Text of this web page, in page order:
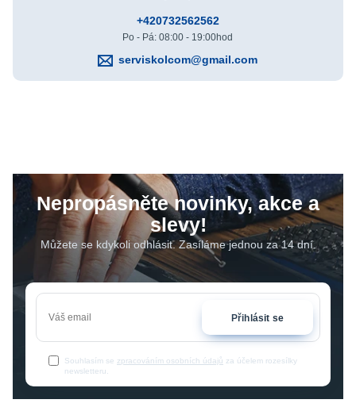
+420732562562
Po - Pá: 08:00 - 19:00hod
serviskolcom@gmail.com
Nepropásněte novinky, akce a
slevy!
Můžete se kdykoli odhlásit. Zasíláme jednou za 14 dní.
Přihlásit se
Souhlasím se zpracováním osobních údajů za účelem rozesílky
newsletteru.